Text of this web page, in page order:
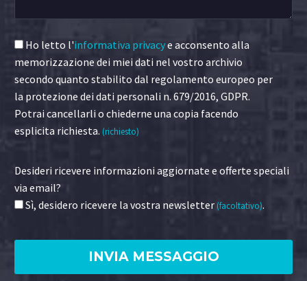
Ho letto l'informativa privacye acconsento alla
memorizzazione dei miei dati nel vostro archivio
secondo quanto stabilito dal regolamento europeo per
la protezione dei dati personali n. 679/2016, GDPR.
Potrai cancellarli o chiederne una copia facendo
esplicita richiesta. (richiesto)
Desideri ricevere informazioni aggiornate e offerte speciali
via email?
Sì, desidero ricevere la vostra newsletter(facoltativo).